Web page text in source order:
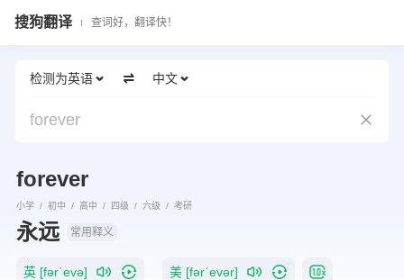
搜狗翻译 查词好，翻译快！
检测为英语 中文
forever
forever
小学 初中 高中 四级 六级 考研
永远 常用释义
英 [fərˈevə] 美 [fərˈevər]